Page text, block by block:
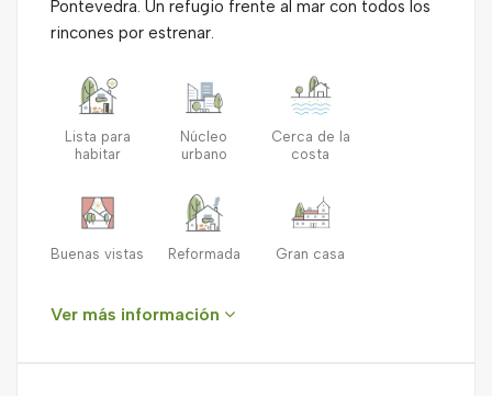
Pontevedra. Un refugio frente al mar con todos los
rincones por estrenar.
Lista para
habitar
Núcleo
urbano
Cerca de la
costa
Buenas vistas Reformada Gran casa
Ver más información